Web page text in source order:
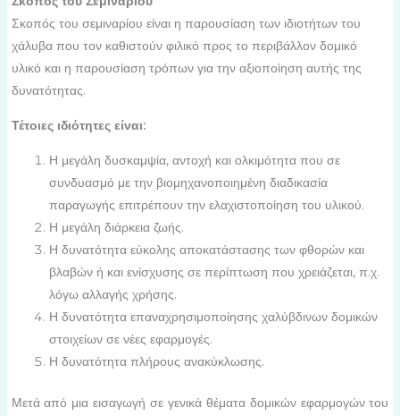
Σκοπός του σεμιναρίου είναι η παρουσίαση των ιδιοτήτων του
χάλυβα που τον καθιστούν φιλικό προς το περιβάλλον δομικό
υλικό και η παρουσίαση τρόπων για την αξιοποίηση αυτής της
δυνατότητας.
Τέτοιες ιδιότητες είναι:
Η μεγάλη δυσκαμψία, αντοχή και ολκιμότητα που σε
συνδυασμό με την βιομηχανοποιημένη διαδικασία
παραγωγής επιτρέπουν την ελαχιστοποίηση του υλικού.
Η μεγάλη διάρκεια ζωής.
Η δυνατότητα εύκολης αποκατάστασης των φθορών και
βλαβών ή και ενίσχυσης σε περίπτωση που χρειάζεται, π.χ.
λόγω αλλαγής χρήσης.
Η δυνατότητα επαναχρησιμοποίησης χαλύβδινων δομικών
στοιχείων σε νέες εφαρμογές.
Η δυνατότητα πλήρους ανακύκλωσης.
Μετά από μια εισαγωγή σε γενικά θέματα δομικών εφαρμογών του